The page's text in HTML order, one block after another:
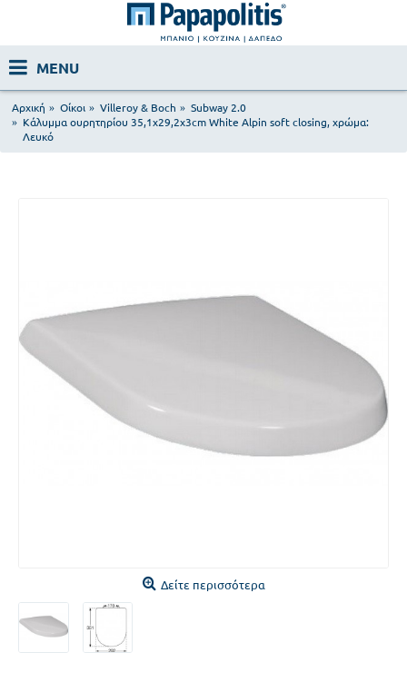
Αρχική Οίκοι Villeroy & Boch
Subway 2.0
Κάλυμμα ουρητηρίου 35,1x29,2x3cm White Alpin soft closing, χρώμα:
Λευκό
Δείτε περισσότερα